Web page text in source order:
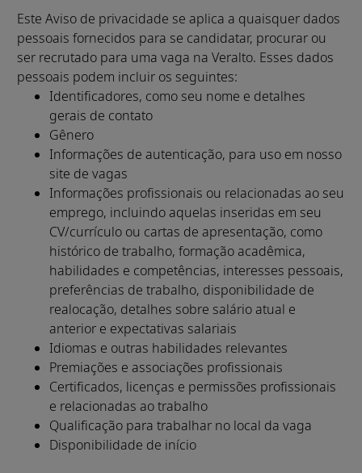
Este Aviso de privacidade se aplica a quaisquer dados
pessoais fornecidos para se candidatar, procurar ou
ser recrutado para uma vaga na Veralto. Esses dados
pessoais podem incluir os seguintes:
Identificadores, como seu nome e detalhes
gerais de contato
Gênero
Informações de autenticação, para uso em nosso
site de vagas
Informações profissionais ou relacionadas ao seu
emprego, incluindo aquelas inseridas em seu
CV/currículo ou cartas de apresentação, como
histórico de trabalho, formação acadêmica,
habilidades e competências, interesses pessoais,
preferências de trabalho, disponibilidade de
realocação, detalhes sobre salário atual e
anterior e expectativas salariais
Idiomas e outras habilidades relevantes
Premiações e associações profissionais
Certificados, licenças e permissões profissionais
e relacionadas ao trabalho
Qualificação para trabalhar no local da vaga
Disponibilidade de início